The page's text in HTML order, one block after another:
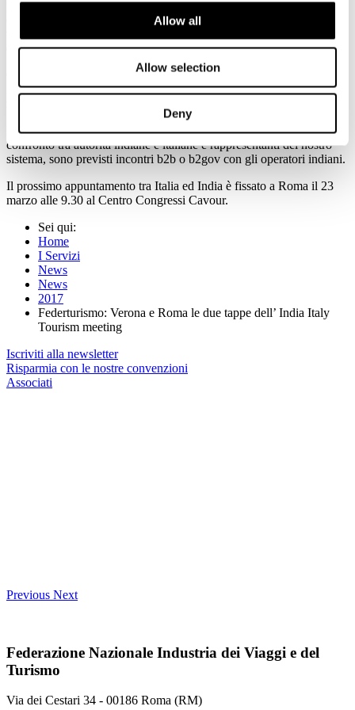
Allow all
Allow selection
Deny
perle dell’offerta turistica italiana, sempre incluse dai locali tour
operators nelle partenze dei gruppi dall’India, sia opportuno
dell’offerta turistica italiana.
Così come è fondamentale per facilitare i flussi tra i due paesi
incrementare i collegamenti aerei diretti tra i due Paesi che ad oggi
Nel corso di entrambe le giornate, dopo una sessione plenaria di
confronto tra autorità indiane e italiane e rappresentanti del nostro
sistema, sono previsti incontri b2b o b2gov con gli operatori indiani.
Il prossimo appuntamento tra Italia ed India è fissato a Roma il 23
marzo alle 9.30 al Centro Congressi Cavour.
Sei qui:
Home
I Servizi
News
News
2017
Federturismo: Verona e Roma le due tappe dell’ India Italy
Tourism meeting
Iscriviti alla newsletter
Risparmia con le nostre convenzioni
Associati
Previous Next
Federazione Nazionale Industria dei Viaggi e del
Turismo
Via dei Cestari 34 - 00186 Roma (RM)